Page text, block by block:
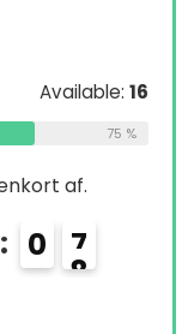
Available: 16
75 %
af.
0 7